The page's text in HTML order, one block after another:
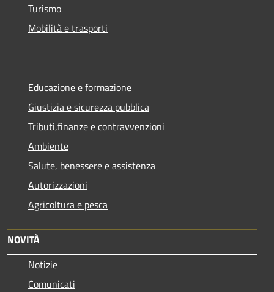
Turismo
Mobilità e trasporti
Educazione e formazione
Giustizia e sicurezza pubblica
Tributi,finanze e contravvenzioni
Ambiente
Salute, benessere e assistenza
Autorizzazioni
Agricoltura e pesca
NOVITÀ
Notizie
Comunicati